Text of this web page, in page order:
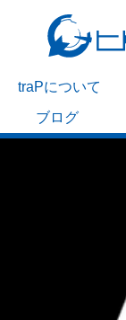
traPについて
ブログ